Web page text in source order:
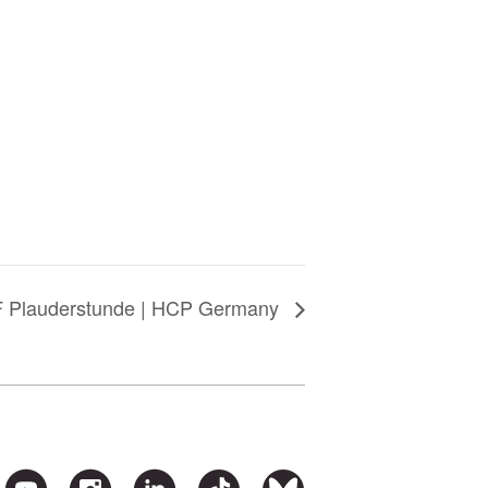
Plauderstunde | HCP Germany